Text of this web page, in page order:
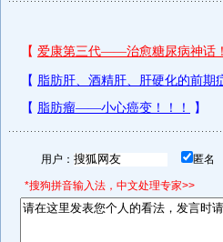
用户： 匿名
*搜狗拼音输入法，中文处理专家>>